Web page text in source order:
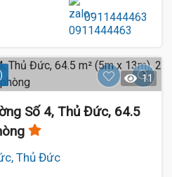
0911444463
11
Số 4, Thủ Đức, 64.5
Thủ Đức